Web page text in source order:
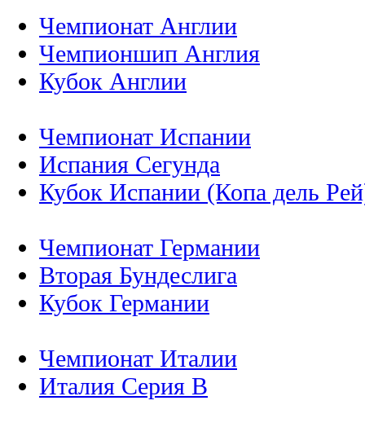
Чемпионат Англии
Чемпионшип Англия
Кубок Англии
Чемпионат Испании
Испания Сегунда
Кубок Испании (Копа дель
Чемпионат Германии
Вторая Бундеслига
Кубок Германии
Чемпионат Италии
Италия Серия B